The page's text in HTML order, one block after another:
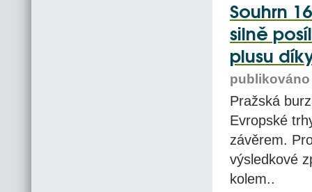
Souhrn
silně
plusu
publikováno
Pražská
Evropské
závěrem.
výsledkové
kolem..